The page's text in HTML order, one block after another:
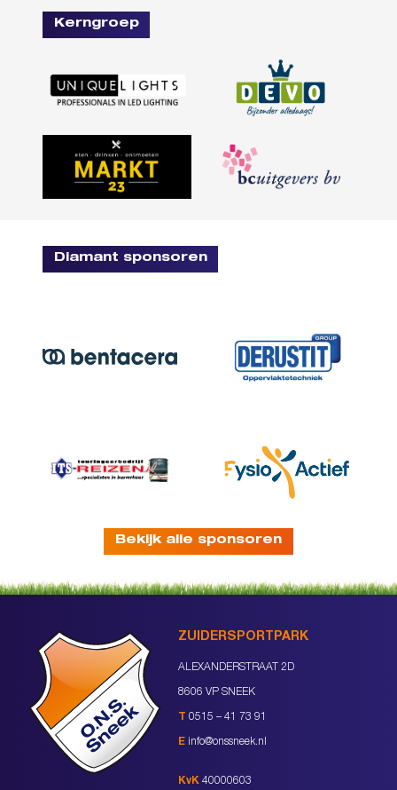
Kerngroep
Diamant sponsoren
Bekijk alle sponsoren
ZUIDERSPORTPARK
ALEXANDERSTRAAT 2D
8606 VP SNEEK
T 0515 – 41 73 91
E info@onssneek.nl
KvK 40000603